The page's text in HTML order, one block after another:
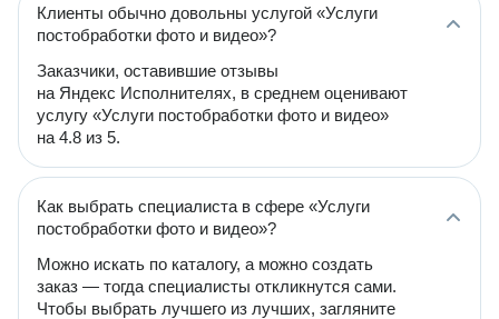
Клиенты обычно довольны услугой «Услуги
постобработки фото и видео»?
Заказчики, оставившие отзывы
на Яндекс Исполнителях, в среднем оценивают
услугу «Услуги постобработки фото и видео»
на 4.8 из 5.
Как выбрать специалиста в сфере «Услуги
постобработки фото и видео»?
Можно искать по каталогу, а можно создать
заказ — тогда специалисты откликнутся сами.
Чтобы выбрать лучшего из лучших, загляните